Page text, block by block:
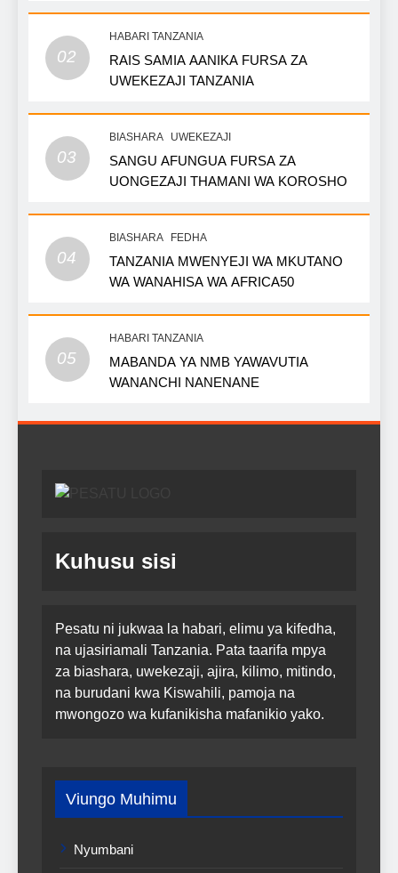
02
HABARI TANZANIA
RAIS SAMIA AANIKA FURSA ZA
UWEKEZAJI TANZANIA
03
BIASHARA UWEKEZAJI
SANGU AFUNGUA FURSA ZA
UONGEZAJI THAMANI WA KOROSHO
04
BIASHARA FEDHA
TANZANIA MWENYEJI WA MKUTANO
WA WANAHISA WA AFRICA50
05
HABARI TANZANIA
MABANDA YA NMB YAWAVUTIA
WANANCHI NANENANE
Kuhusu sisi
Pesatu ni jukwaa la habari, elimu ya kifedha,
na ujasiriamali Tanzania. Pata taarifa mpya
za biashara, uwekezaji, ajira, kilimo, mitindo,
na burudani kwa Kiswahili, pamoja na
mwongozo wa kufanikisha mafanikio yako.
Viungo Muhimu
Nyumbani